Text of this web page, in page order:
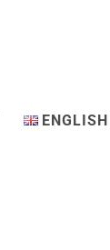
ENGLISH